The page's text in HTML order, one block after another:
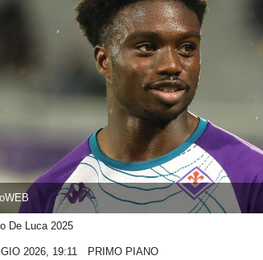
De Luca 2025
2026, 19:11
PRIMO PIANO